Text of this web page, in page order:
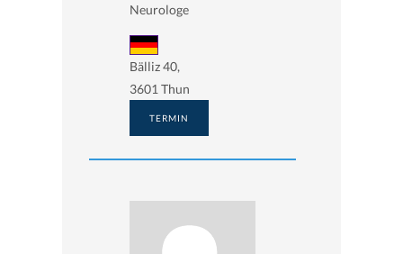
Neurologe
Bälliz 40,
3601 Thun
TERMIN